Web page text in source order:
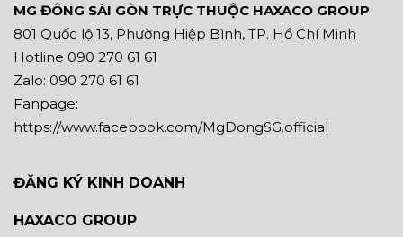
MG ĐÔNG SÀI GÒN TRỰC THUỘC HAXACO GROUP
801 Quốc lộ 13, Phường Hiệp Bình, TP. Hồ Chí Minh
Hotline 090 270 61 61
Zalo: 090 270 61 61
Fanpage:
https://www.facebook.com/MgDongSG.official
ĐĂNG KÝ KINH DOANH
HAXACO GROUP